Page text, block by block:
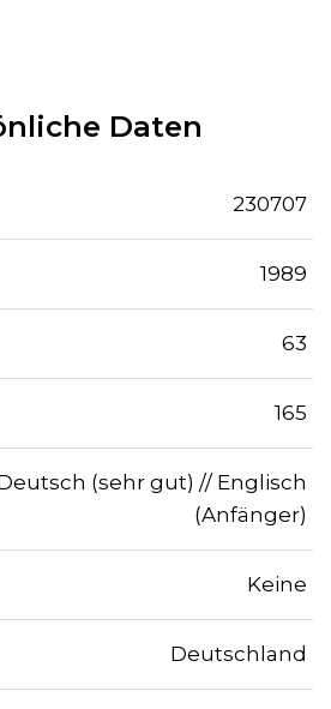
Daten
230707
1989
63
165
(sehr gut) // Englisch
(Anfänger)
Keine
Deutschland